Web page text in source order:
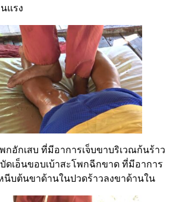
แรง
กอักเสบ ที่มีอาการเจ็บขาบริเวณก้นร้าว
ดเอ็นขอบเบ้าสะโพกฉีกขาด ที่มีอาการ
นีบต้นขาด้านในปวดร้าวลงขาด้านใน